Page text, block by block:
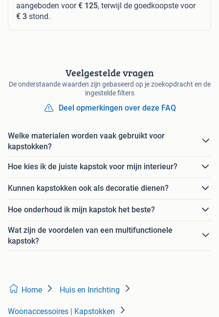
aangeboden voor€ 125, terwijl de goedkoopste voor
€ 3 stond.
Veelgestelde vragen
De onderstaande waarden zijn gebaseerd op je zoekopdracht en de
ingestelde filters
Deel opmerkingen over deze FAQ
Welke materialen worden vaak gebruikt voor
kapstokken?
Hoe kies ik de juiste kapstok voor mijn interieur?
Kunnen kapstokken ook als decoratie dienen?
Hoe onderhoud ik mijn kapstok het beste?
Wat zijn de voordelen van een multifunctionele
kapstok?
Home Huis en Inrichting
Woonaccessoires | Kapstokken